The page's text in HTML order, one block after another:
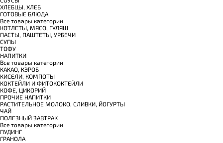
ХЛЕБЦЫ, ХЛЕБ
ГОТОВЫЕ БЛЮДА
Все товары категории
КОТЛЕТЫ, МЯСО, ГУЛЯШ
ПАСТЫ, ПАШТЕТЫ, УРБЕЧИ
СУПЫ
ТОФУ
НАПИТКИ
Все товары категории
КАКАО, КЭРОБ
КИСЕЛИ, КОМПОТЫ
КОКТЕЙЛИ И ФИТОКОКТЕЙЛИ
КОФЕ, ЦИКОРИЙ
ПРОЧИЕ НАПИТКИ
РАСТИТЕЛЬНОЕ МОЛОКО, СЛИВКИ, ЙОГУРТЫ
ЧАЙ
ПОЛЕЗНЫЙ ЗАВТРАК
Все товары категории
ПУДИНГ
ГРАНОЛА